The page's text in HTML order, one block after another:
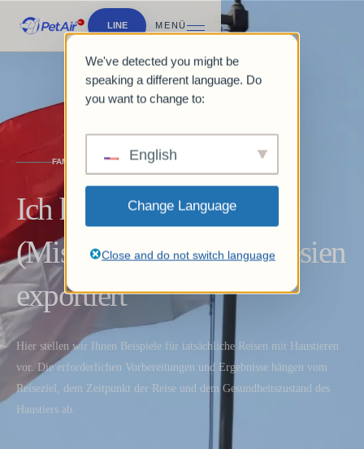
LINE MENÜ
FAMILY JOURNEY
Ich habe einen Hund
(Mischling) nach Indonesien
exportiert
Hier stellen wir Ihnen Beispiele für tatsächliche Reisen mit Haustieren
vor. Die erforderlichen Vorbereitungen und Ergebnisse hängen vom
Reiseziel, dem Zeitpunkt der Reise und dem Gesundheitszustand des
Haustiers ab.
We've detected you might be
speaking a different language. Do
you want to change to:
English
Change Language
Close and do not switch language